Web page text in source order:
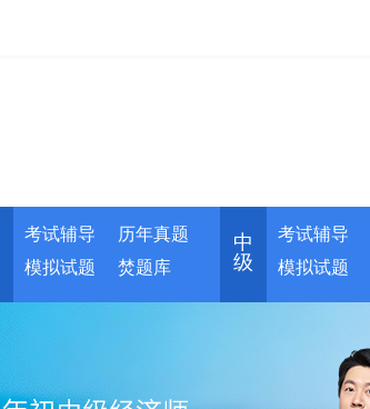
考试辅导
历年真题
模拟试题
焚题库
中
级
考试辅导
模拟试题